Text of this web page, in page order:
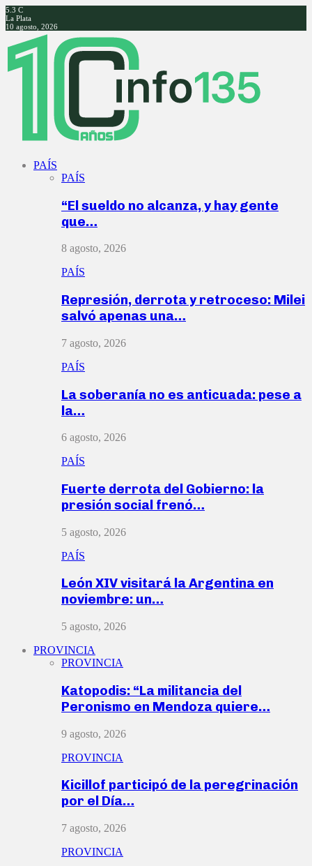
5.3 C
La Plata
10 agosto, 2026
Facebook
Twitter
Instagram
Youtube
PAÍS
PAÍS
“El sueldo no alcanza, y hay gente
que…
8 agosto, 2026
PAÍS
Represión, derrota y retroceso: Milei
salvó apenas una…
7 agosto, 2026
PAÍS
La soberanía no es anticuada: pese a
la…
6 agosto, 2026
PAÍS
Fuerte derrota del Gobierno: la
presión social frenó…
5 agosto, 2026
PAÍS
León XIV visitará la Argentina en
noviembre: un…
5 agosto, 2026
PROVINCIA
PROVINCIA
Katopodis: “La militancia del
Peronismo en Mendoza quiere…
9 agosto, 2026
PROVINCIA
Kicillof participó de la peregrinación
por el Día…
7 agosto, 2026
PROVINCIA